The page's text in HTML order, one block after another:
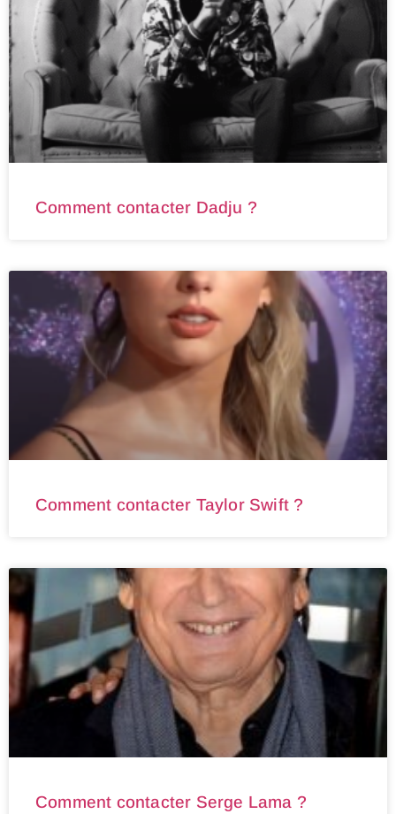
Comment contacter Dadju ?
Comment contacter Taylor Swift ?
Comment contacter Serge Lama ?